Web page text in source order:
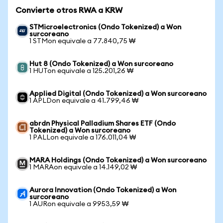
Convierte otros RWA a KRW
STMicroelectronics (Ondo Tokenized) a Won
surcoreano
1 STMon equivale a 77.840,75 ₩
Hut 8 (Ondo Tokenized) a Won surcoreano
1 HUTon equivale a 125.201,26 ₩
Applied Digital (Ondo Tokenized) a Won surcoreano
1 APLDon equivale a 41.799,46 ₩
abrdn Physical Palladium Shares ETF (Ondo
Tokenized) a Won surcoreano
1 PALLon equivale a 176.011,04 ₩
MARA Holdings (Ondo Tokenized) a Won surcoreano
1 MARAon equivale a 14.149,02 ₩
Aurora Innovation (Ondo Tokenized) a Won
surcoreano
1 AURon equivale a 9953,59 ₩